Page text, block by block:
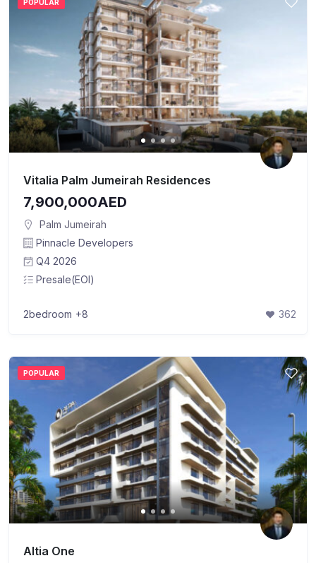
POPULAR
Vitalia Palm Jumeirah Residences
7,900,000AED
Palm Jumeirah
Pinnacle Developers
Q4 2026
Presale(EOI)
2bedroom +8 362
POPULAR
Altia One